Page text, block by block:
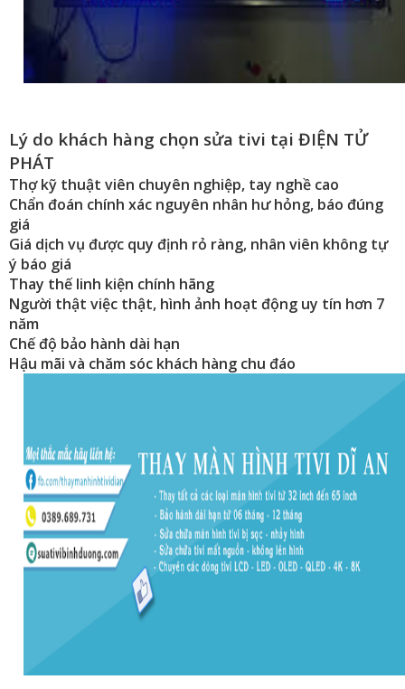
Lý do khách hàng chọn sửa tivi tại ĐIỆN TỬ
PHÁT
Thợ kỹ thuật viên chuyên nghiệp, tay nghề cao
Chẩn đoán chính xác nguyên nhân hư hỏng, báo đúng
giá
Giá dịch vụ được quy định rỏ ràng, nhân viên không tự
ý báo giá
Thay thế linh kiện chính hãng
Người thật việc thật, hình ảnh hoạt động uy tín hơn 7
năm
Chế độ bảo hành dài hạn
Hậu mãi và chăm sóc khách hàng chu đáo